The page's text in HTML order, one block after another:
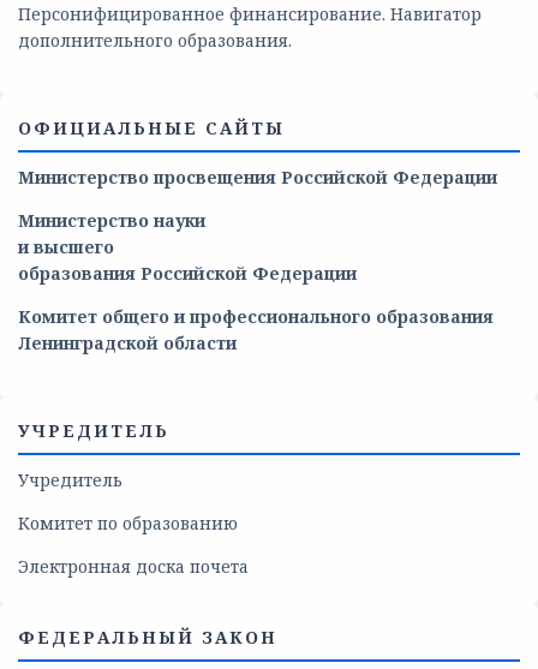
Персонифицированное финансирование. Навигатор
дополнительного образования.
ОФИЦИАЛЬНЫЕ САЙТЫ
Министерство просвещения Российской Федерации
Министерство науки
и высшего
образования Российской Федерации
Комитет общего и профессионального образования
Ленинградской области
УЧРЕДИТЕЛЬ
Учредитель
Комитет по образованию
Электронная доска почета
ФЕДЕРАЛЬНЫЙ ЗАКОН